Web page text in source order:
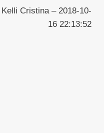
Kelli Cristina – 2018-10-
16 22:13:52